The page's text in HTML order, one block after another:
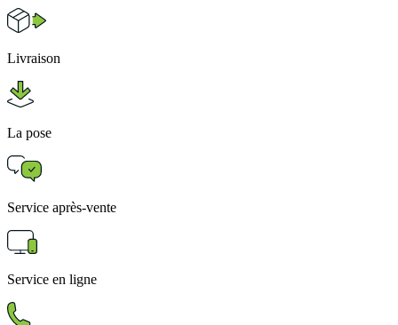
Livraison
La pose
Service après-vente
Service en ligne